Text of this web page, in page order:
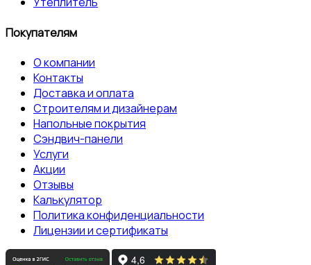
Покупателям
О компании
Контакты
Доставка и оплата
Строителям и дизайнерам
Напольные покрытия
Сэндвич-панели
Услуги
Акции
Отзывы
Калькулятор
Политика конфиденциальности
Лицензии и сертификаты